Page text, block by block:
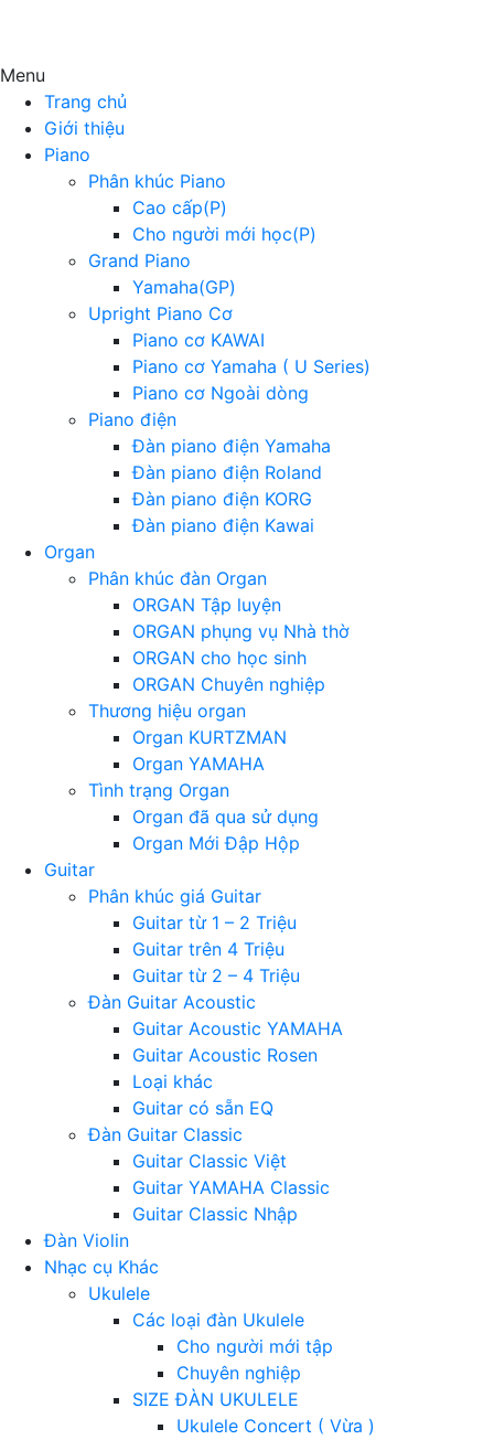
Menu
Trang chủ
Giới thiệu
Piano
Phân khúc Piano
Cao cấp(P)
Cho người mới học(P)
Grand Piano
Yamaha(GP)
Upright Piano Cơ
Piano cơ KAWAI
Piano cơ Yamaha ( U Series)
Piano cơ Ngoài dòng
Piano điện
Đàn piano điện Yamaha
Đàn piano điện Roland
Đàn piano điện KORG
Đàn piano điện Kawai
Organ
Phân khúc đàn Organ
ORGAN Tập luyện
ORGAN phụng vụ Nhà thờ
ORGAN cho học sinh
ORGAN Chuyên nghiệp
Thương hiệu organ
Organ KURTZMAN
Organ YAMAHA
Tình trạng Organ
Organ đã qua sử dụng
Organ Mới Đập Hộp
Guitar
Phân khúc giá Guitar
Guitar từ 1 – 2 Triệu
Guitar trên 4 Triệu
Guitar từ 2 – 4 Triệu
Đàn Guitar Acoustic
Guitar Acoustic YAMAHA
Guitar Acoustic Rosen
Loại khác
Guitar có sẵn EQ
Đàn Guitar Classic
Guitar Classic Việt
Guitar YAMAHA Classic
Guitar Classic Nhập
Đàn Violin
Nhạc cụ Khác
Ukulele
Các loại đàn Ukulele
Cho người mới tập
Chuyên nghiệp
SIZE ĐÀN UKULELE
Ukulele Concert ( Vừa )